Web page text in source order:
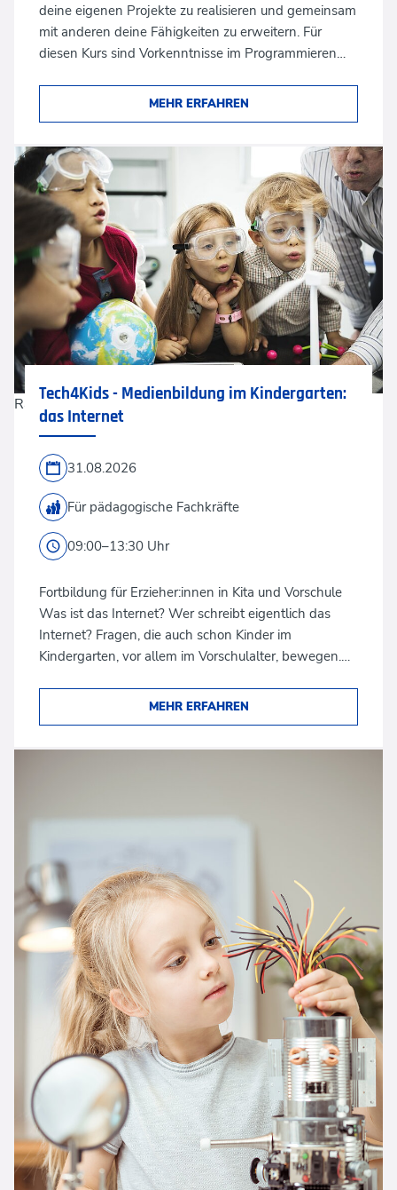
deine eigenen Projekte zu realisieren und gemeinsam
mit anderen deine Fähigkeiten zu erweitern. Für
diesen Kurs sind Vorkenntnisse im Programmieren…
MEHR ERFAHREN
Rawpixel via Shutterstock
Tech4Kids - Medienbildung im Kindergarten:
das Internet
31.08.2026
Für pädagogische Fachkräfte
09:00–13:30 Uhr
Fortbildung für Erzieher:innen in Kita und Vorschule
Was ist das Internet? Wer schreibt eigentlich das
Internet? Fragen, die auch schon Kinder im
Kindergarten, vor allem im Vorschulalter, bewegen.…
MEHR ERFAHREN